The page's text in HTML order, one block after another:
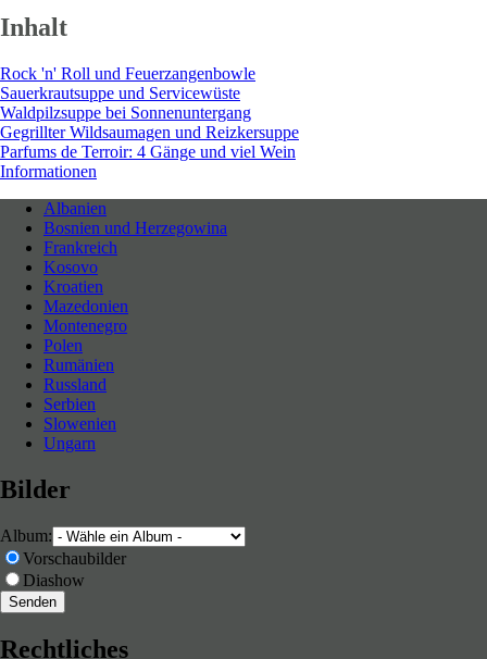
Inhalt
Rock 'n' Roll und Feuerzangenbowle
Sauerkrautsuppe und Servicewüste
Waldpilzsuppe bei Sonnenuntergang
Gegrillter Wildsaumagen und Reizkersuppe
Parfums de Terroir: 4 Gänge und viel Wein
Informationen
Neues entdecken durch Langsamkeit
Albanien
Bosnien und Herzegowina
Frankreich
Kosovo
Kroatien
Mazedonien
Montenegro
Polen
Rumänien
Russland
Serbien
Slowenien
Ungarn
Bilder
Album:
Vorschaubilder
Diashow
Rechtliches